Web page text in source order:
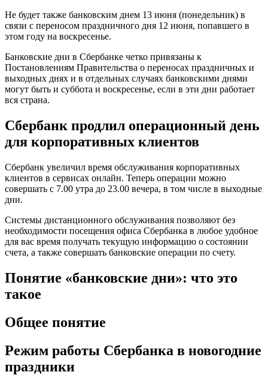
Не будет также банковским днем 13 июня (понедельник) в
связи с переносом праздничного дня 12 июня, попавшего в
этом году на воскресенье.
Банковские дни в Сбербанке четко привязаны к
Постановлениям Правительства о переносах праздничных и
выходных днях и в отдельных случаях банковскими днями
могут быть и суббота и воскресенье, если в эти дни работает
вся страна.
Сбербанк продлил операционный день
для корпоративных клиентов
Сбербанк увеличил время обслуживания корпоративных
клиентов в сервисах онлайн. Теперь операции можно
совершать с 7.00 утра до 23.00 вечера, в том числе в выходные
дни.
Системы дистанционного обслуживания позволяют без
необходимости посещения офиса Сбербанка в любое удобное
для вас время получать текущую информацию о состоянии
счета, а также совершать банковские операции по счету.
Понятие «банковские дни»: что это
такое
Общее понятие
Режим работы Сбербанка в новогодние
праздники